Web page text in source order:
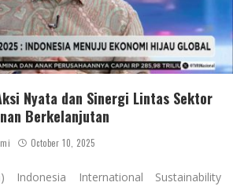
Nyata dan Sinergi Lintas Sektor
Berkelanjutan
October 10, 2025
Indonesia International Sustainability